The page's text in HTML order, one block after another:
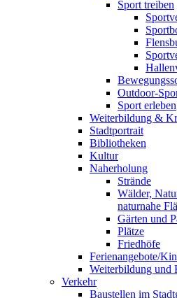
Sport treiben
Outdoor-
Sport erleben
Weiterbildung &
Stadtportrait
Bibliotheken
Kultur
Naherholung
Strände
Wälder,
naturnahe
Gärten und
Plätze
Friedhöfe
Ferienangebote/
Weiterbildung und
Verkehr
Baustellen im